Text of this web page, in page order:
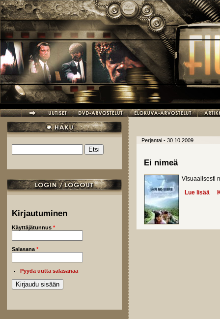
Hyppää pääsisältöön
Hakulomake
Kirjautuminen
Käyttäjätunnus *
Salasana *
Pyydä uutta salasanaa
Perjantai - 30.10.2009
Ei nimeä
Visuaalisesti
Lue lisää